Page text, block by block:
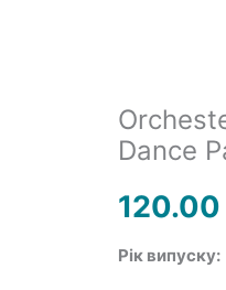
Dance
120.00
Рік випуску: